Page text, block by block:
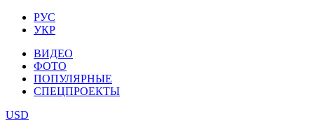
РУС
УКР
ВИДЕО
ФОТО
ПОПУЛЯРНЫЕ
СПЕЦПРОЕКТЫ
USD